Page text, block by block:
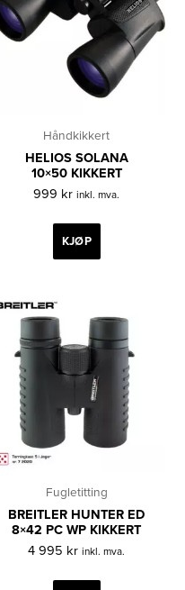
Håndkikkert
HELIOS SOLANA
10×50 KIKKERT
999 kr inkl. mva.
KJØP
Fugletitting
BREITLER HUNTER ED
8×42 PC WP KIKKERT
4 995 kr inkl. mva.